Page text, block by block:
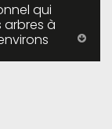
qui
à